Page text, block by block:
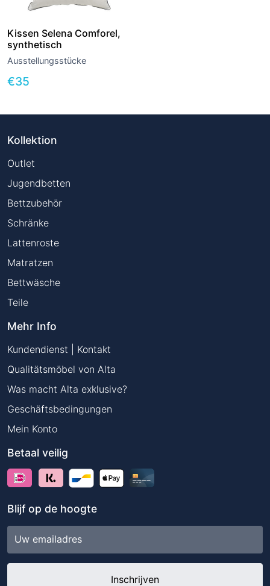
Kissen Selena Comforel,
synthetisch
Ausstellungsstücke
€35
Kollektion
Outlet
Jugendbetten
Bettzubehör
Schränke
Lattenroste
Matratzen
Bettwäsche
Teile
Mehr Info
Kundendienst | Kontakt
Qualitätsmöbel von Alta
Was macht Alta exklusive?
Geschäftsbedingungen
Mein Konto
Betaal veilig
Blijf op de hoogte
mailadres